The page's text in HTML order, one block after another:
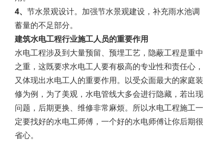
4、 节水景观设计。加强节水景观建设，补充雨水池调
蓄量的不足部分。
建筑水电工程行业施工人员的重要作用
水电工程涉及到大量预留、预埋工艺，隐蔽工程是重中
之重，这既要求水电工人要有极高的专业性和责任心，
又体现出水电工人的重要作用。以受众面最大的家庭装
修为例，为了美观，水电管线大多会进行隐藏，若出现
问题，后期更换、维修非常麻烦。所以水电工程施工一
定要找好的水电工师傅，一个好的水电师傅让你后期很
省心。